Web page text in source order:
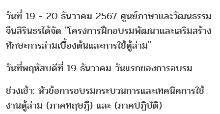
วันที่ 19 - 20 ธันวาคม 2567 ศูนย์ภาษาและวัฒนธรรม
จีนสิรินธรได้จัด "โครงการฝึกอบรมพัฒนาและเสริมสร้าง
ทักษะการล่ามเบื้องต้นและการใช้ตู้ล่าม"
วันที่พฤหัสบดีที่ 19 ธันวาคม วันแรกของการอบรม
ช่วงเช้า: หัวข้อการอบรมกระบวนการและเทคนิคการใช้
งานตู้ล่าม (ภาคทฤษฎี) และ (ภาคปฏิบัติ)